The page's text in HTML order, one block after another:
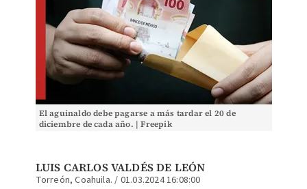
El aguinaldo debe pagarse a más tardar el 20 de
diciembre de cada año. | Freepik
LUIS CARLOS VALDÉS DE LEÓN
Torreón, Coahuila. / 01.03.2024 16:08:00